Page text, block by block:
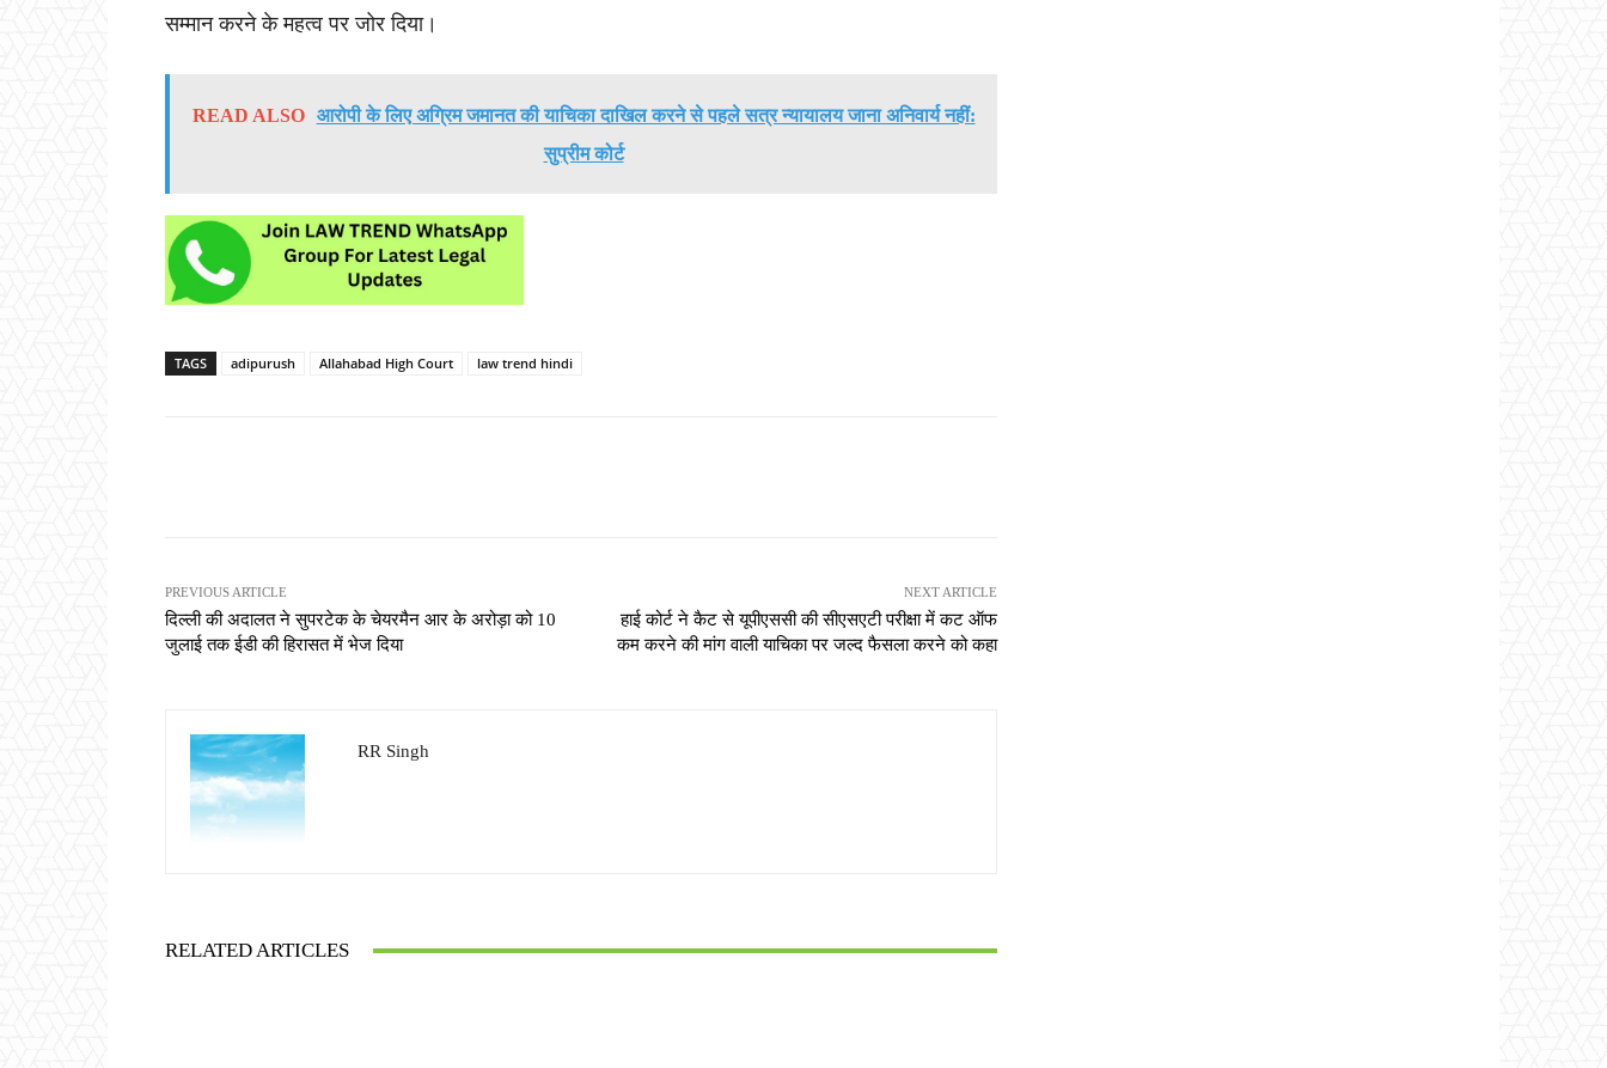
सम्मान करने के महत्व पर जोर दिया।
READ ALSO
आरोपी के लिए अग्रिम जमानत की याचिका दाखिल करने से पहले सत्र न्यायालय जाना अनिवार्य नहीं:
सुप्रीम कोर्ट
TAGS adipurush Allahabad High Court law trend hindi
PREVIOUS ARTICLE
दिल्ली की अदालत ने सुपरटेक के चेयरमैन आर के अरोड़ा को 10
जुलाई तक ईडी की हिरासत में भेज दिया
NEXT ARTICLE
हाई कोर्ट ने कैट से यूपीएससी की सीएसएटी परीक्षा में कट ऑफ
कम करने की मांग वाली याचिका पर जल्द फैसला करने को कहा
RR Singh
RELATED ARTICLES